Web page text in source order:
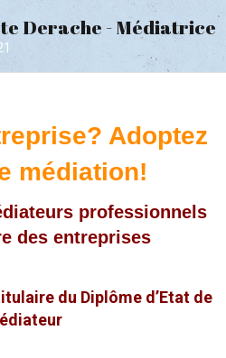
Derache - Médiatrice
Adoptez
médiation!
professionnels
des entreprises
du Diplôme d’Etat de